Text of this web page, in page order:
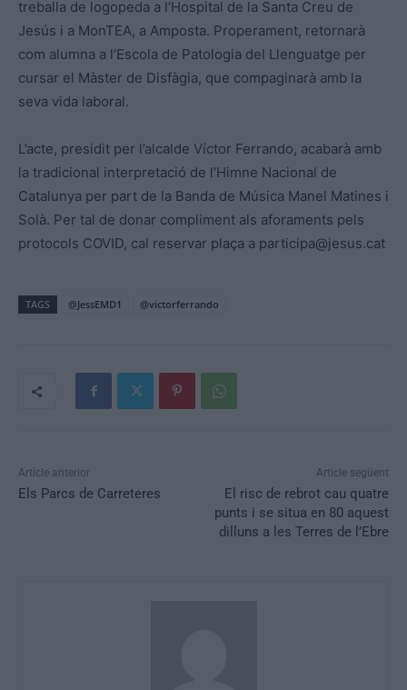
treballa de logopeda a l’Hospital de la Santa Creu de
Jesús i a MonTEA, a Amposta. Properament, retornarà
com alumna a l’Escola de Patologia del Llenguatge per
cursar el Màster de Disfàgia, que compaginarà amb la
seva vida laboral.
L’acte, presidit per l’alcalde Víctor Ferrando, acabarà amb
la tradicional interpretació de l’Himne Nacional de
Catalunya per part de la Banda de Música Manel Matines i
Solà. Per tal de donar compliment als aforaments pels
protocols COVID, cal reservar plaça a participa@jesus.cat
TAGS @JessEMD1 @victorferrando
Article anterior
Els Parcs de Carreteres
Article següent
El risc de rebrot cau quatre
punts i se situa en 80 aquest
dilluns a les Terres de l’Ebre